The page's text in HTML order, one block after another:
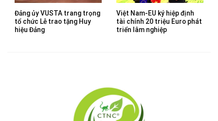
Đảng ủy VUSTA trang trọng
tổ chức Lễ trao tặng Huy
hiệu Đảng
Việt Nam-EU ký hiệp định
tài chính 20 triệu Euro phát
triển lâm nghiệp